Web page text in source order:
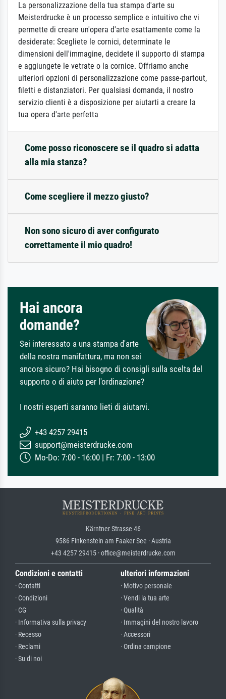
La personalizzazione della tua stampa d'arte su
Meisterdrucke è un processo semplice e intuitivo che vi
permette di creare un'opera d'arte esattamente come la
desiderate: Scegliete le cornici, determinate le
dimensioni dell'immagine, decidete il supporto di stampa
e aggiungete le vetrate o la cornice. Offriamo anche
ulteriori opzioni di personalizzazione come passe-partout,
filetti e distanziatori. Per qualsiasi domanda, il nostro
servizio clienti è a disposizione per aiutarti a creare la
tua opera d'arte perfetta
Come posso riconoscere se il quadro si adatta
alla mia stanza?
Come scegliere il mezzo giusto?
Non sono sicuro di aver configurato
correttamente il mio quadro!
Hai ancora
domande?
Sei interessato a una stampa d'arte
della nostra manifattura, ma non sei
ancora sicuro? Hai bisogno di consigli sulla scelta del
supporto o di aiuto per l'ordinazione?
I nostri esperti saranno lieti di aiutarvi.
+43 4257 29415
support@meisterdrucke.com
Mo-Do: 7:00 - 16:00 | Fr: 7:00 - 13:00
Kärntner Strasse 46
9586 Finkenstein am Faaker See · Austria
+43 4257 29415 · office@meisterdrucke.com
Condizioni e contatti
· Contatti
· Condizioni
· CG
· Informativa sulla privacy
· Recesso
· Reclami
· Su di noi
ulteriori informazioni
· Motivo personale
· Vendi la tua arte
· Qualità
· Immagini del nostro lavoro
· Accessori
· Ordina campione